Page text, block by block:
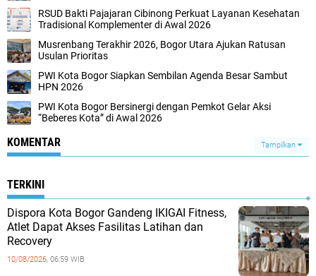
RSUD Bakti Pajajaran Cibinong Perkuat Layanan Kesehatan
Tradisional Komplementer di Awal 2026
Musrenbang Terakhir 2026, Bogor Utara Ajukan Ratusan
Usulan Prioritas
PWI Kota Bogor Siapkan Sembilan Agenda Besar Sambut
HPN 2026
PWI Kota Bogor Bersinergi dengan Pemkot Gelar Aksi
“Beberes Kota” di Awal 2026
KOMENTAR Tampilkan
TERKINI
Dispora Kota Bogor Gandeng IKIGAI Fitness,
Atlet Dapat Akses Fasilitas Latihan dan
Recovery
10/08/2026, 06:59 WIB